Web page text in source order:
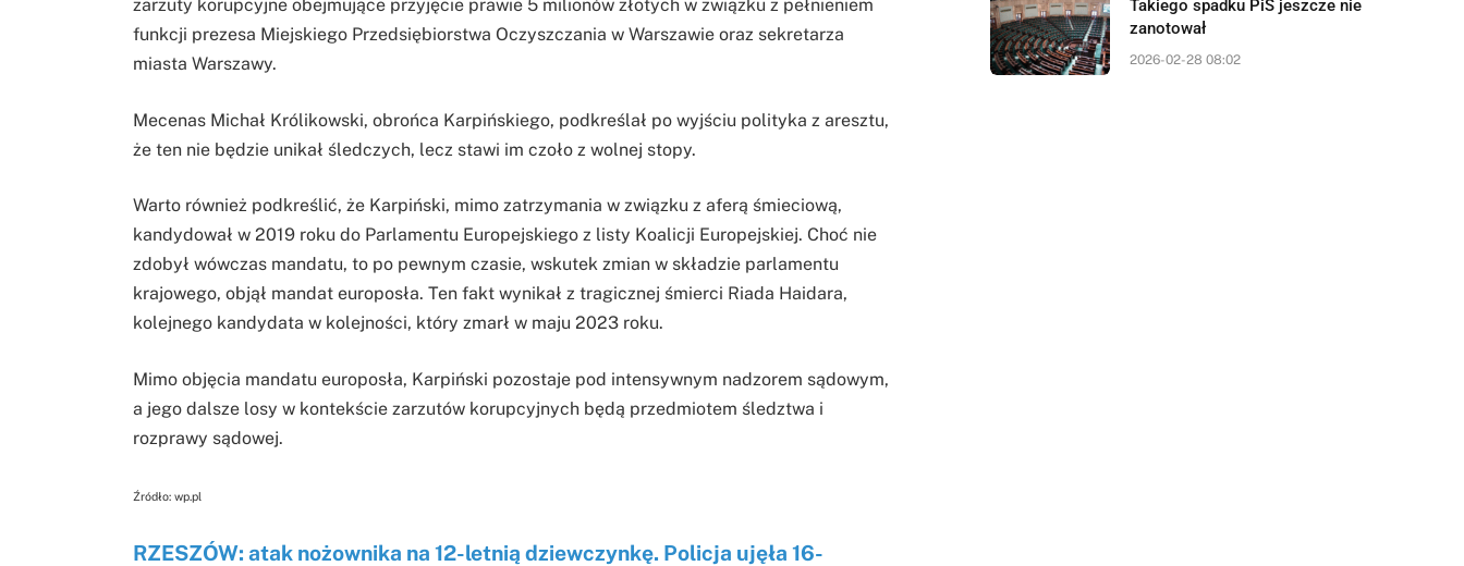
zarzuty korupcyjne obejmujące przyjęcie prawie 5 milionów złotych w związku z pełnieniem
funkcji prezesa Miejskiego Przedsiębiorstwa Oczyszczania w Warszawie oraz sekretarza
miasta Warszawy.
Mecenas Michał Królikowski, obrońca Karpińskiego, podkreślał po wyjściu polityka z aresztu,
że ten nie będzie unikał śledczych, lecz stawi im czoło z wolnej stopy.
Warto również podkreślić, że Karpiński, mimo zatrzymania w związku z aferą śmieciową,
kandydował w 2019 roku do Parlamentu Europejskiego z listy Koalicji Europejskiej. Choć nie
zdobył wówczas mandatu, to po pewnym czasie, wskutek zmian w składzie parlamentu
krajowego, objął mandat europosła. Ten fakt wynikał z tragicznej śmierci Riada Haidara,
kolejnego kandydata w kolejności, który zmarł w maju 2023 roku.
Mimo objęcia mandatu europosła, Karpiński pozostaje pod intensywnym nadzorem sądowym,
a jego dalsze losy w kontekście zarzutów korupcyjnych będą przedmiotem śledztwa i
rozprawy sądowej.
Źródło: wp.pl
RZESZÓW: atak nożownika na 12-letnią dziewczynkę. Policja ujęła 16-
Takiego spadku PiS jeszcze nie
zanotował
2026-02-28 08:02